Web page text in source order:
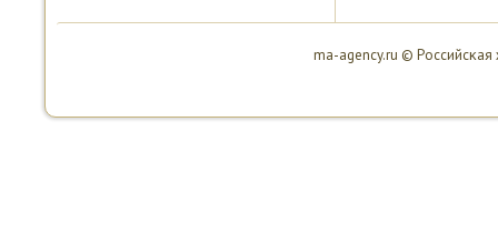
ma-agency.ru ©